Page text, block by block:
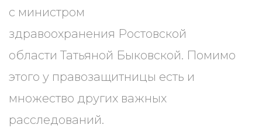
с министром
здравоохранения Ростовской
области Татьяной Быковской. Помимо
этого у правозащитницы есть и
множество других важных
расследований.